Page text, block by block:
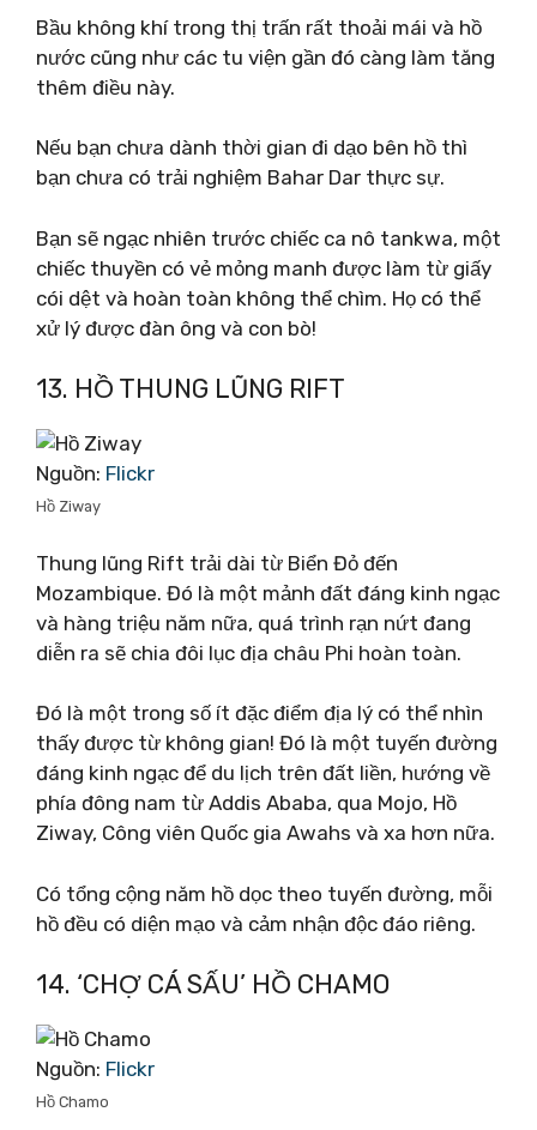
Bầu không khí trong thị trấn rất thoải mái và hồ
nước cũng như các tu viện gần đó càng làm tăng
thêm điều này.
Nếu bạn chưa dành thời gian đi dạo bên hồ thì
bạn chưa có trải nghiệm Bahar Dar thực sự.
Bạn sẽ ngạc nhiên trước chiếc ca nô tankwa, một
chiếc thuyền có vẻ mỏng manh được làm từ giấy
cói dệt và hoàn toàn không thể chìm. Họ có thể
xử lý được đàn ông và con bò!
13. HỒ THUNG LŨNG RIFT
Nguồn: Flickr
Hồ Ziway
Thung lũng Rift trải dài từ Biển Đỏ đến
Mozambique. Đó là một mảnh đất đáng kinh ngạc
và hàng triệu năm nữa, quá trình rạn nứt đang
diễn ra sẽ chia đôi lục địa châu Phi hoàn toàn.
Đó là một trong số ít đặc điểm địa lý có thể nhìn
thấy được từ không gian! Đó là một tuyến đường
đáng kinh ngạc để du lịch trên đất liền, hướng về
phía đông nam từ Addis Ababa, qua Mojo, Hồ
Ziway, Công viên Quốc gia Awahs và xa hơn nữa.
Có tổng cộng năm hồ dọc theo tuyến đường, mỗi
hồ đều có diện mạo và cảm nhận độc đáo riêng.
14. ‘CHỢ CÁ SẤU’ HỒ CHAMO
Nguồn: Flickr
Hồ Chamo